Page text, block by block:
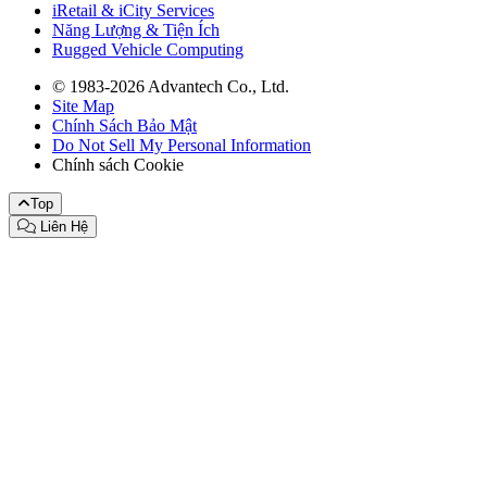
iRetail & iCity Services
Năng Lượng & Tiện Ích
Rugged Vehicle Computing
© 1983-2026 Advantech Co., Ltd.
Site Map
Chính Sách Bảo Mật
Do Not Sell My Personal Information
Chính sách Cookie
Top
Liên Hệ